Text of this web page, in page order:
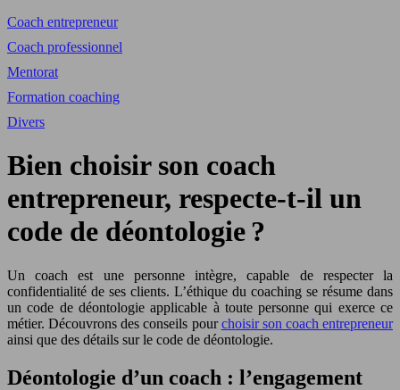
Coach entrepreneur
Coach professionnel
Mentorat
Formation coaching
Divers
Bien choisir son coach
entrepreneur, respecte-t-il un
code de déontologie ?
Un coach est une personne intègre, capable de respecter la
confidentialité de ses clients. L’éthique du coaching se résume dans
un code de déontologie applicable à toute personne qui exerce ce
métier. Découvrons des conseils pourchoisir son coach entrepreneur
ainsi que des détails sur le code de déontologie.
Déontologie d’un coach : l’engagement